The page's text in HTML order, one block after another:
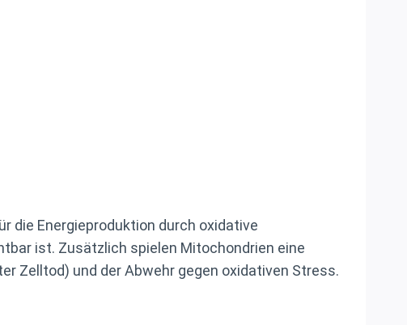
die Energieproduktion durch oxidative
ist. Zusätzlich spielen Mitochondrien eine
Zelltod) und der Abwehr gegen oxidativen Stress.